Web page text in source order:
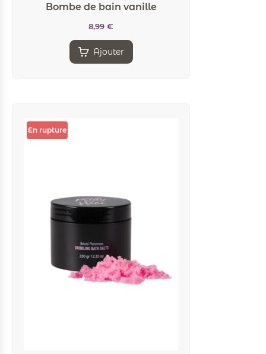
Bombe de bain vanille
8,99 €
Ajouter
En rupture